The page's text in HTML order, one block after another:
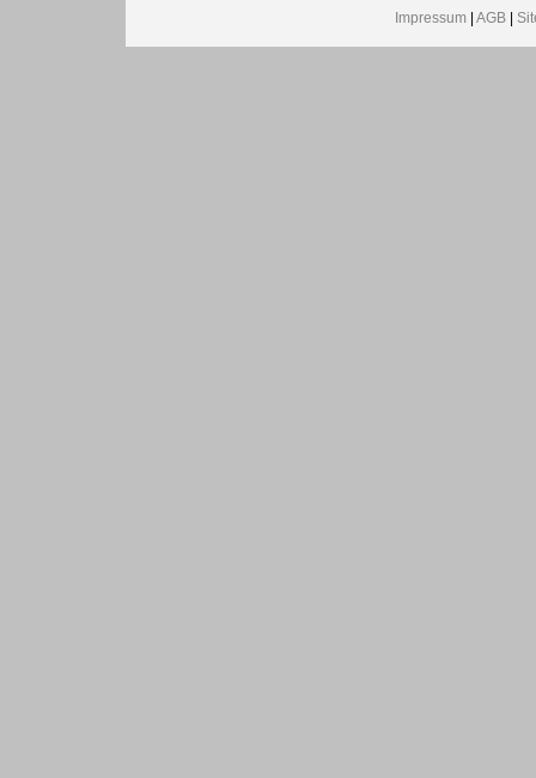
Impressum| AGB|